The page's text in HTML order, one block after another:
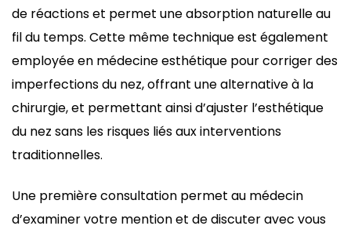
de réactions et permet une absorption naturelle au
fil du temps. Cette même technique est également
employée en médecine esthétique pour corriger des
imperfections du nez, offrant une alternative à la
chirurgie, et permettant ainsi d’ajuster l’esthétique
du nez sans les risques liés aux interventions
traditionnelles.
Une première consultation permet au médecin
d’examiner votre mention et de discuter avec vous